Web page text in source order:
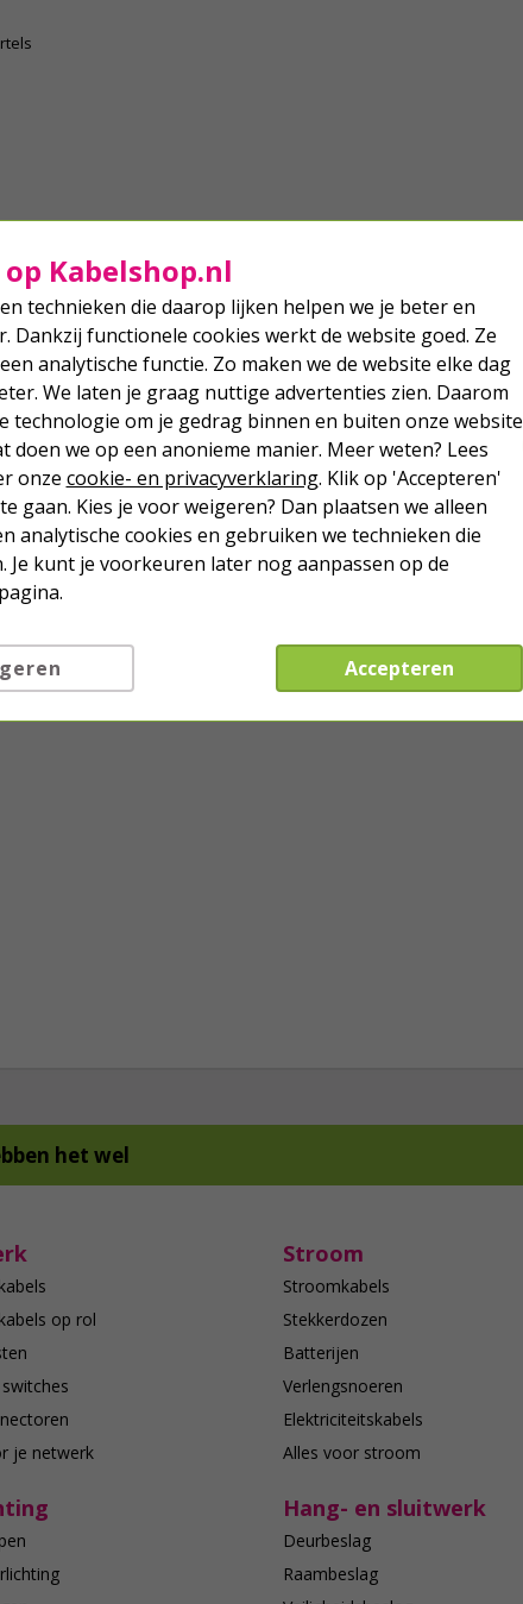
het wel
op rol
je netwerk
Stroom
Stroomkabels
Stekkerdozen
Batterijen
Verlengsnoeren
Elektriciteitskabels
Alles voor stroom
Hang- en sluitwerk
Deurbeslag
Raambeslag
Kabelshop.nl
technieken die daarop lijken helpen we je beter en
Dankzij functionele cookies werkt de website goed. Ze
analytische functie. Zo maken we de website elke dag
We laten je graag nuttige advertenties zien. Daarom
technologie om je gedrag binnen en buiten onze website
doen we op een anonieme manier. Meer weten? Lees
onze cookie- en privacyverklaring. Klik op 'Accepteren'
gaan. Kies je voor weigeren? Dan plaatsen we alleen
analytische cookies en gebruiken we technieken die
Je kunt je voorkeuren later nog aanpassen op de
Accepteren